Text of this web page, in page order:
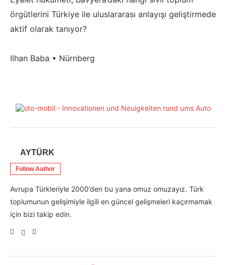
örgütlerini Türkiye ile uluslararası anlayışı geliştirmede
aktif olarak tanıyor?
Ilhan Baba • Nürnberg
AYTÜRK
Follow Author
Avrupa Türkleriyle 2000’den bu yana omuz omuzayız. Türk
toplumunun gelişimiyle ilgili en güncel gelişmeleri kaçırmamak
için bizi takip edin.